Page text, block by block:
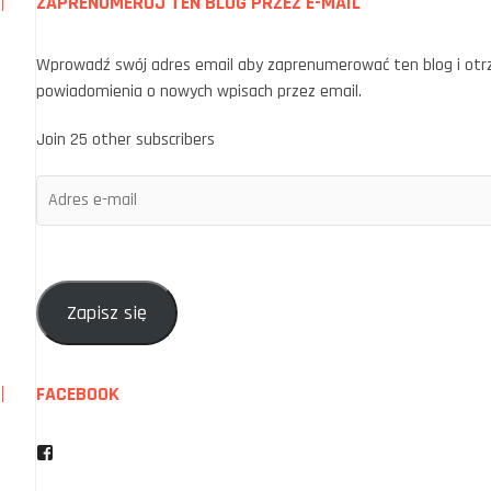
Wprowadź swój adres email aby zaprenumerować ten blog i
powiadomienia o nowych wpisach przez email.
Join 25 other subscribers
e-
Zapisz się
FACEBOOK